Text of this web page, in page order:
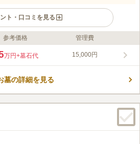
ト・口コミを見る
ト
トロ南北線「白金高輪駅」から徒歩6分と、
抜けると、白と朱色のモダンな本堂が出迎え
たくさんあり、また素敵なレストランもたく
参考価格 管理費
万円+墓石代 15,000円
墓の詳細を見る